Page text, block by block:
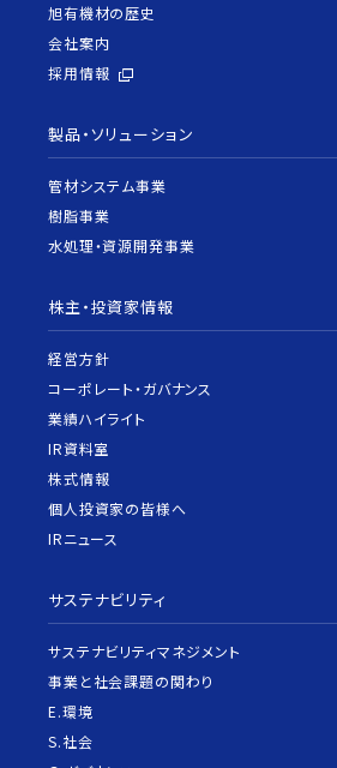
旭有機材の歴史
会社案内
採用情報
製品・ソリューション
管材システム事業
樹脂事業
水処理・資源開発事業
株主・投資家情報
経営方針
コーポレート・ガバナンス
業績ハイライト
IR資料室
株式情報
個人投資家の皆様へ
IRニュース
サステナビリティ
サステナビリティマネジメント
事業と社会課題の関わり
E.環境
S.社会